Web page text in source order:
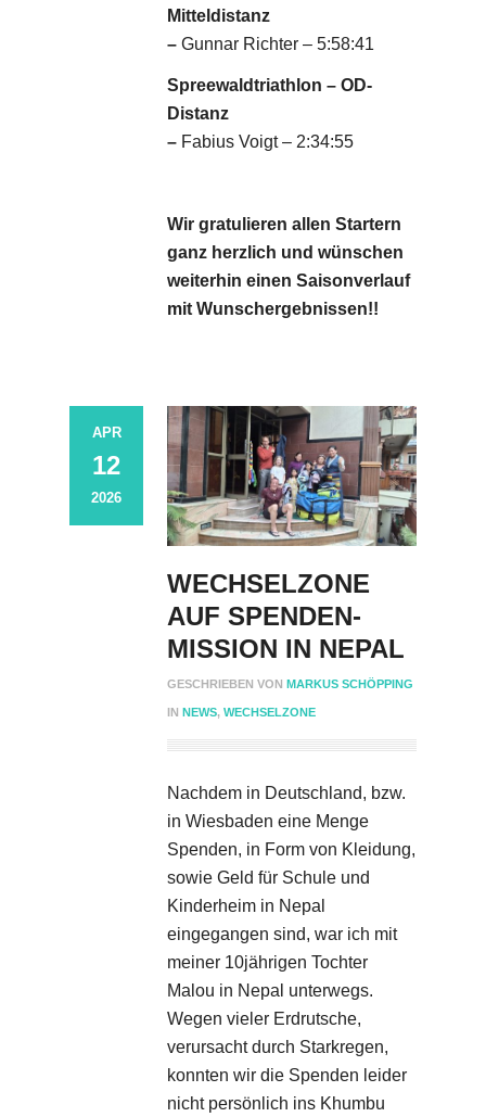
Mitteldistanz
– Gunnar Richter – 5:58:41
Spreewaldtriathlon – OD-
Distanz
– Fabius Voigt – 2:34:55
Wir gratulieren allen Startern
ganz herzlich und wünschen
weiterhin einen Saisonverlauf
mit Wunschergebnissen!!
APR
12
2026
WECHSELZONE
AUF SPENDEN-
MISSION IN NEPAL
GESCHRIEBEN VON MARKUS SCHÖPPING
IN NEWS, WECHSELZONE
Nachdem in Deutschland, bzw.
in Wiesbaden eine Menge
Spenden, in Form von Kleidung,
sowie Geld für Schule und
Kinderheim in Nepal
eingegangen sind, war ich mit
meiner 10jährigen Tochter
Malou in Nepal unterwegs.
Wegen vieler Erdrutsche,
verursacht durch Starkregen,
konnten wir die Spenden leider
nicht persönlich ins Khumbu